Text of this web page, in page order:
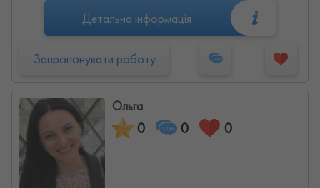
Детальна інформація
Запропонувати роботу
Ольга
0 0 0